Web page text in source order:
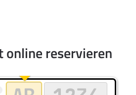
online reservieren